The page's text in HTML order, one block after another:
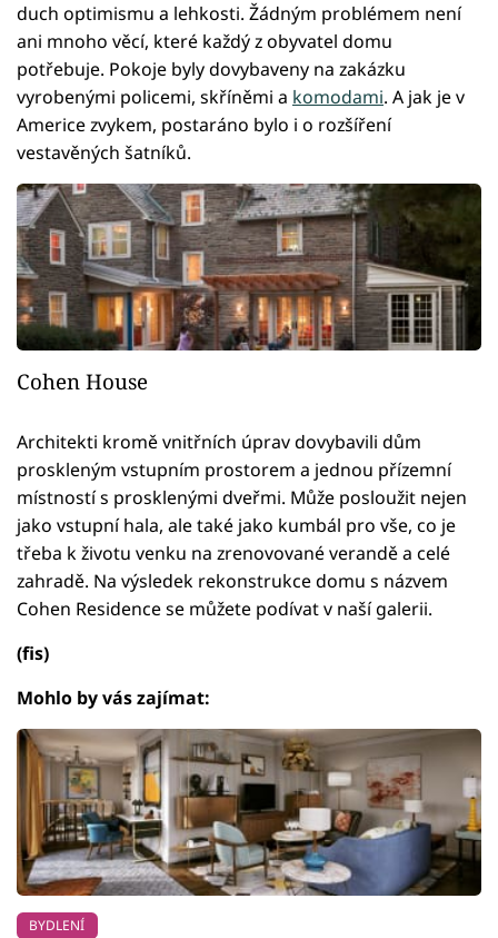
duch optimismu a lehkosti. Žádným problémem není
ani mnoho věcí, které každý z obyvatel domu
potřebuje. Pokoje byly dovybaveny na zakázku
vyrobenými policemi, skříněmi a komodami. A jak je v
Americe zvykem, postaráno bylo i o rozšíření
vestavěných šatníků.
Cohen House
Architekti kromě vnitřních úprav dovybavili dům
proskleným vstupním prostorem a jednou přízemní
místností s prosklenými dveřmi. Může posloužit nejen
jako vstupní hala, ale také jako kumbál pro vše, co je
třeba k životu venku na zrenovované verandě a celé
zahradě. Na výsledek rekonstrukce domu s názvem
Cohen Residence se můžete podívat v naší galerii.
(fis)
Mohlo by vás zajímat:
BYDLENÍ